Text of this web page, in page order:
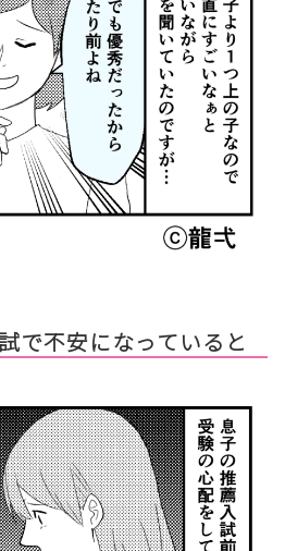
で不安になっていると